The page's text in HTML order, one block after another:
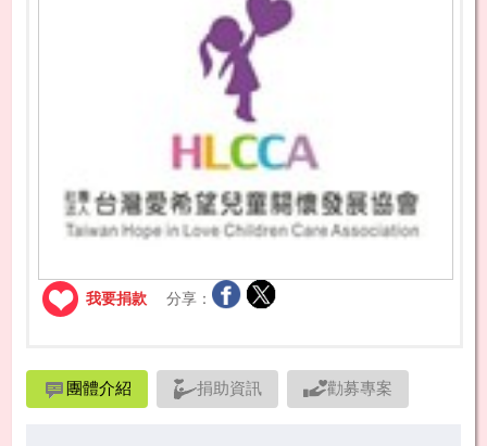
我要捐款 分享：
團體介紹 捐助資訊 勸募專案